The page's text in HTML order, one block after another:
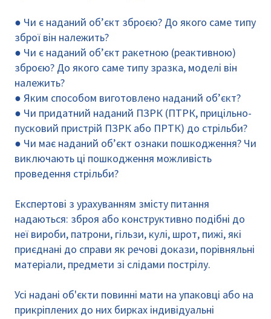
● Чи є наданий об’єкт зброєю? До якого саме типу
зброї він належить?
● Чи є наданий об’єкт ракетною (реактивною)
зброєю? До якого саме типу зразка, моделі він
належить?
● Яким способом виготовлено наданий об’єкт?
● Чи придатний наданий ПЗРК (ПТРК, прицільно-
пусковий пристрій ПЗРК або ПРТК) до стрільби?
● Чи має наданий об’єкт ознаки пошкодження? Чи
виключають ці пошкодження можливість
проведення стрільби?
Експертові з урахуванням змісту питання
надаються: зброя або конструктивно подібні до
неї вироби, патрони, гільзи, кулі, шрот, пижі, які
приєднані до справи як речові докази, порівняльні
матеріали, предмети зі слідами пострілу.
Усі надані об'єкти повинні мати на упаковці або на
прикріплених до них бирках індивідуальні